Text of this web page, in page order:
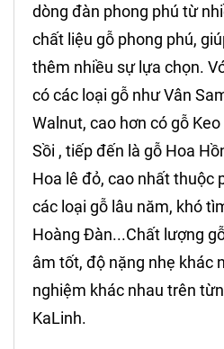
dòng đàn phong phú từ
chất liệu gỗ phong phú,
thêm nhiều sự lựa chọn.
có các loại gỗ như Vân
Walnut, cao hơn có gỗ
Sồi , tiếp đến là gỗ Hoa
Hoa lê đỏ, cao nhất thuộc
các loại gỗ lâu năm, khó
Hoàng Đàn...Chất lượng
âm tốt, độ nặng nhẹ khác
nghiệm khác nhau trên
KaLinh.